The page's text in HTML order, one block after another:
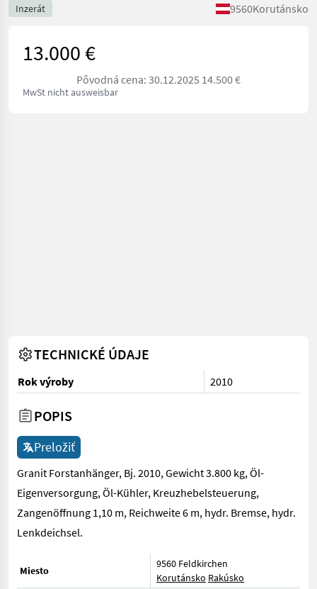
Inzerát 9560Korutánsko
13.000 €
Pôvodná cena: 30.12.2025 14.500 €
MwSt nicht ausweisbar
TECHNICKÉ ÚDAJE
Rok výroby 2010
POPIS
Preložiť
Granit Forstanhänger, Bj. 2010, Gewicht 3.800 kg, Öl-
Eigenversorgung, Öl-Kühler, Kreuzhebelsteuerung,
Zangenöffnung 1,10 m, Reichweite 6 m, hydr. Bremse, hydr.
Lenkdeichsel.
Miesto
9560 Feldkirchen
Korutánsko Rakúsko